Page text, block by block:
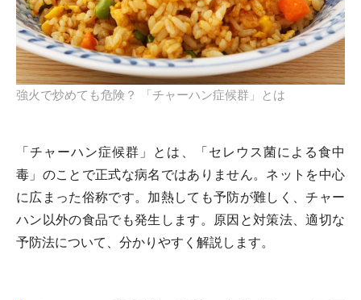
強火で炒めても危険？ 「チャーハン症候群」とは
「チャーハン症候群」とは、「セレウス菌による食中
毒」のことで正式な病名ではありません。ネットを中心
に広まった俗称です。加熱しても予防が難しく、チャー
ハン以外の食品でも発生します。原因と対策法、適切な
予防法について、分かりやすく解説します。